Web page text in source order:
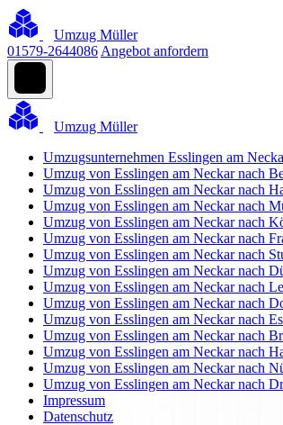
Umzug Müller
01579-2644086 Angebot anfordern
Umzug Müller
Umzugsunternehmen Esslingen am
Umzug von Esslingen am Neckar nach
Umzug von Esslingen am Neckar nach
Umzug von Esslingen am Neckar nach
Umzug von Esslingen am Neckar nach
Umzug von Esslingen am Neckar nach
Umzug von Esslingen am Neckar nach
Umzug von Esslingen am Neckar nach
Umzug von Esslingen am Neckar nach
Umzug von Esslingen am Neckar nach
Umzug von Esslingen am Neckar nach
Umzug von Esslingen am Neckar nach
Umzug von Esslingen am Neckar nach
Umzug von Esslingen am Neckar nach
Umzug von Esslingen am Neckar nach
Impressum
Datenschutz